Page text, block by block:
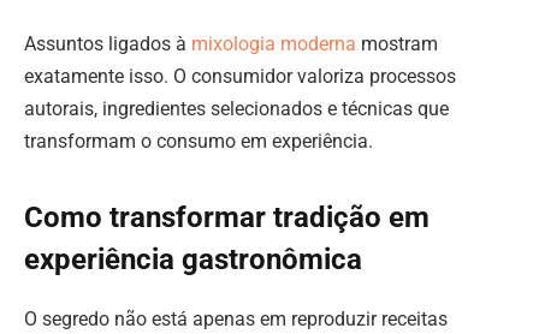
Assuntos ligados à mixologia moderna mostram
exatamente isso. O consumidor valoriza processos
autorais, ingredientes selecionados e técnicas que
transformam o consumo em experiência.
Como transformar tradição em
experiência gastronômica
O segredo não está apenas em reproduzir receitas